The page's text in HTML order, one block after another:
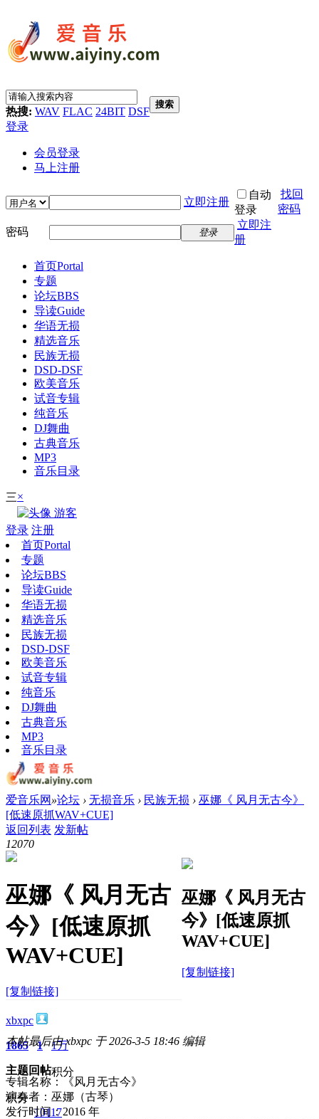
热搜: WAV FLAC 24BIT DSF
搜索
登录
会员登录
马上注册
立即注册
自动
登录
找回
密码
密码
登录
立即注
册
首页Portal
专题
论坛BBS
导读Guide
华语无损
精选音乐
民族无损
DSD-DSF
欧美音乐
试音专辑
纯音乐
DJ舞曲
古典音乐
MP3
音乐目录
三×
游客
登录 注册
首页Portal
专题
论坛BBS
导读Guide
华语无损
精选音乐
民族无损
DSD-DSF
欧美音乐
试音专辑
纯音乐
DJ舞曲
古典音乐
MP3
音乐目录
爱音乐网 »论坛 › 无损音乐 › 民族无损 › 巫娜《 风月无古今》
[低速原抓WAV+CUE]
返回列表 发新帖
12070
巫娜《 风月无古
今》[低速原抓
WAV+CUE]
[复制链接]
巫娜《 风月无古
今》[低速原抓
WAV+CUE]
[复制链接]
xbxpc
1865
主题
1
回帖
1万
积分
积分
10117
本帖最后由 xbxpc 于 2026-3-5 18:46 编辑
专辑名称：《风月无古今》
演奏者：巫娜（古琴）
发行时间：2016 年